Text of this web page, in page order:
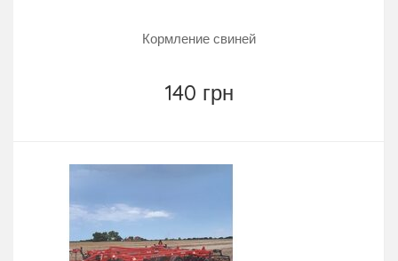
Кормление свиней
140 грн